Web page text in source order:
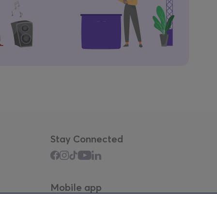
Stay Connected
Mobile app